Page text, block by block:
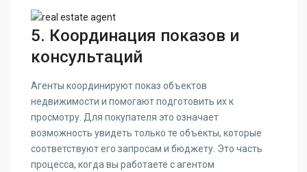
5. Координация показов и
консультаций
Агенты координируют показ объектов
недвижимости и помогают подготовить их к
просмотру. Для покупателя это означает
возможность увидеть только те объекты, которые
соответствуют его запросам и бюджету. Это часть
процесса, когда вы работаете с агентом